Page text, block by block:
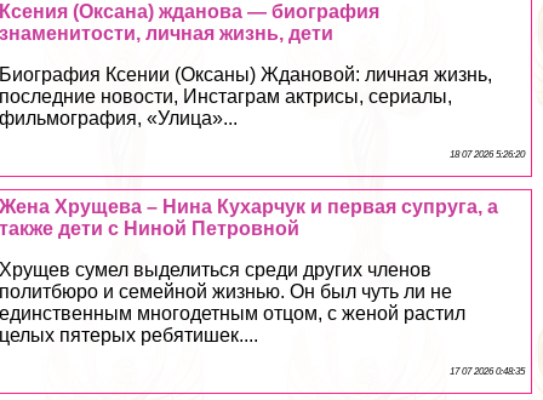
Ксения (Оксана) жданова — биография
знаменитости, личная жизнь, дети
Биография Ксении (Оксаны) Ждановой: личная жизнь,
последние новости, Инстаграм актрисы, сериалы,
фильмография, «Улица»...
18 07 2026 5:26:20
Жена Хрущева – Нина Кухарчук и первая супруга, а
также дети с Ниной Петровной
Хрущев сумел выделиться среди других члeнов
политбюро и семейной жизнью. Он был чуть ли не
единственным многодетным отцом, с женой растил
целых пятерых ребятишек....
17 07 2026 0:48:35